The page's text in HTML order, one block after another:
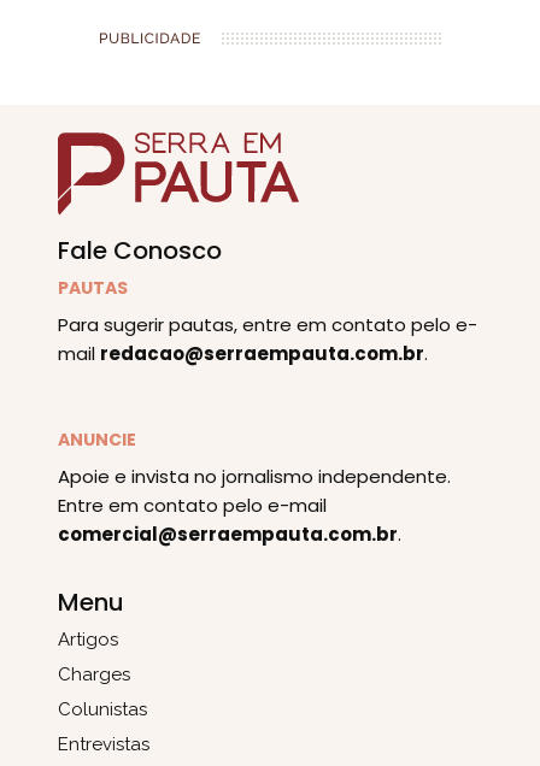
Fale Conosco
PAUTAS
Para sugerir pautas, entre em contato pelo e-
mail redacao@serraempauta.com.br.
ANUNCIE
Apoie e invista no jornalismo independente.
Entre em contato pelo e-mail
comercial@serraempauta.com.br.
Menu
Artigos
Charges
Colunistas
Entrevistas